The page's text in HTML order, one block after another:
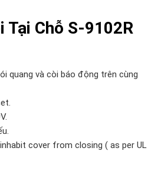
Tại Chỗ S-9102R
quang và còi báo động trên cùng
cover from closing ( as per UL